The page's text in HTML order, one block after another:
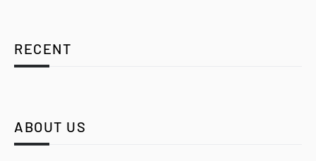
RECENT
ABOUT US